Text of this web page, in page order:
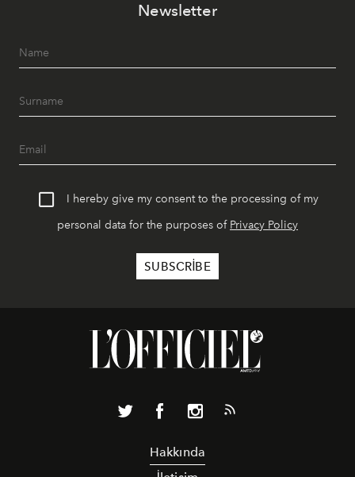
Newsletter
I hereby give my consent to the processing of my
personal data for the purposes of Privacy Policy
Hakkında